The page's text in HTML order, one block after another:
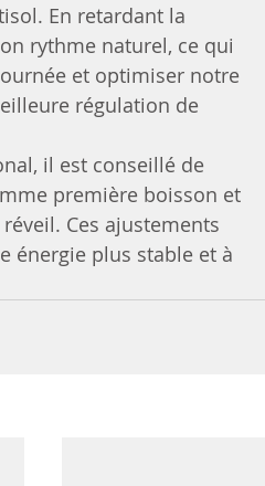
En retardant la
rythme naturel, ce qui
et optimiser notre
régulation de
il est conseillé de
première boisson et
Ces ajustements
énergie plus stable et à